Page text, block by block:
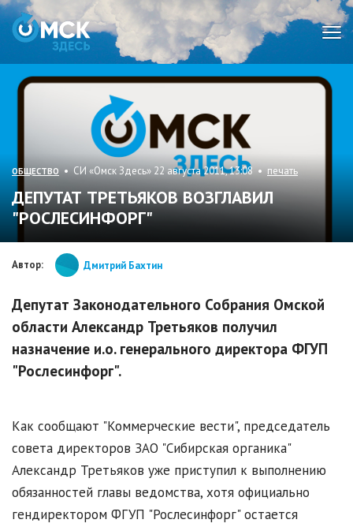
ОБЩЕСТВО • СИ «Омск Здесь» 22 августа 2011, 13:08 • печать
ДЕПУТАТ ТРЕТЬЯКОВ ВОЗГЛАВИЛ
"РОСЛЕСИНФОРГ"
Автор: Дмитрий Бахтин
Депутат Законодательного Собрания Омской
области Александр Третьяков получил
назначение и.о. генерального директора ФГУП
"Рослесинфорг".
Как сообщают "Коммерческие вести", председатель
совета директоров ЗАО "Сибирская органика"
Александр Третьяков уже приступил к выполнению
обязанностей главы ведомства, хотя официально
гендиректором ФГУП "Рослесинфорг" остается